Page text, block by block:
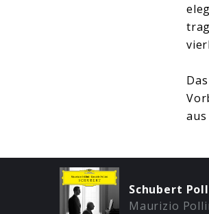
Schubert
Maurizio